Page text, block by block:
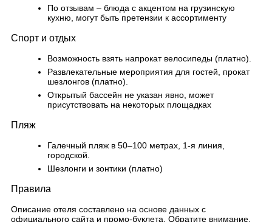
По отзывам – блюда с акцентом на грузинскую
кухню, могут быть претензии к ассортименту
Спорт и отдых
Возможность взять напрокат велосипеды (платно).
Развлекательные мероприятия для гостей, прокат
шезлонгов (платно).
Открытый бассейн не указан явно, может
присутствовать на некоторых площадках
Пляж
Галечный пляж в 50–100 метрах, 1-я линия,
городской.
Шезлонги и зонтики (платно)
Правила
Описание отеля составлено на основе данных с
официального сайта и промо-буклета. Обратите внимание,